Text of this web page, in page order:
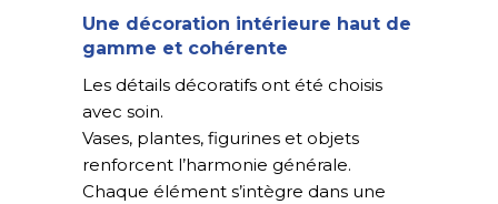
Une décoration intérieure haut de
gamme et cohérente
Les détails décoratifs ont été choisis
avec soin.
Vases, plantes, figurines et objets
renforcent l’harmonie générale.
Chaque élément s’intègre dans une